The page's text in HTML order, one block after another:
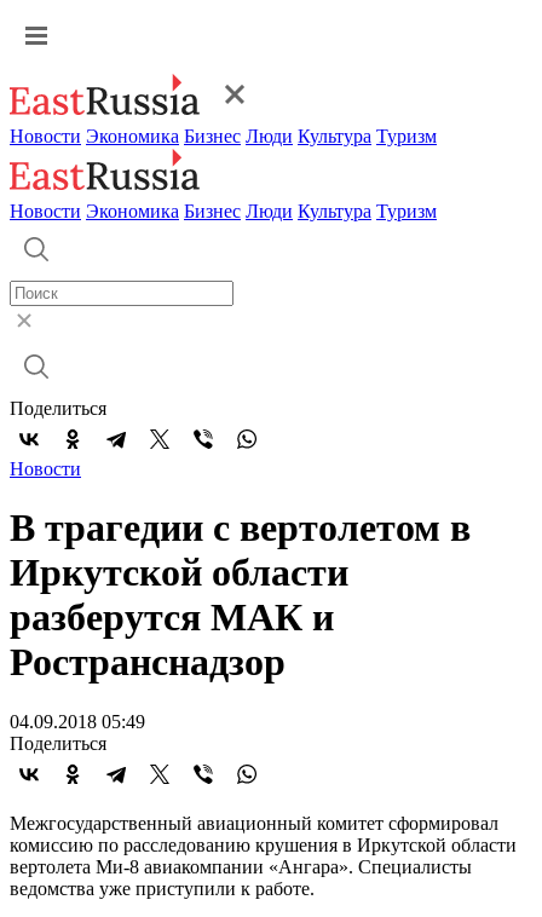
Новости Экономика Бизнес Люди Культура Туризм
Новости Экономика Бизнес Люди Культура Туризм
Поделиться
Новости
В трагедии с вертолетом в
Иркутской области
разберутся МАК и
Ространснадзор
04.09.2018 05:49
Поделиться
Межгосударственный авиационный комитет сформировал
комиссию по расследованию крушения в Иркутской области
вертолета Ми-8 авиакомпании «Ангара». Специалисты
ведомства уже приступили к работе.